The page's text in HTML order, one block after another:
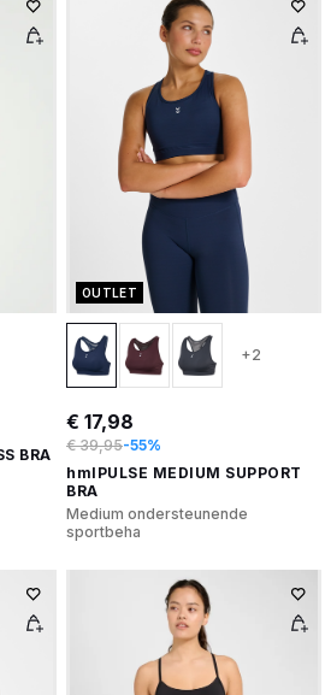
BRA
OUTLET
+2
€ 17,98
€ 39,95-55%
hmlPULSE MEDIUM SUPPORT
BRA
Medium ondersteunende
sportbeha